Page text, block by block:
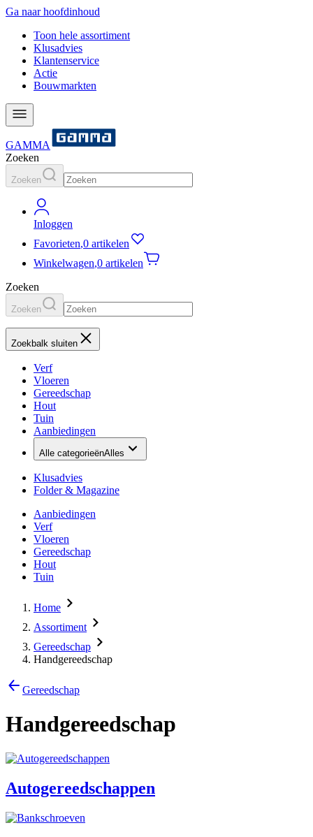
Ga naar hoofdinhoud
Toon hele assortiment
Klusadvies
Klantenservice
Actie
Bouwmarkten
GAMMA
Zoeken
Zoeken
Inloggen
Favorieten,0 artikelen
Winkelwagen,0 artikelen
Zoeken
Zoeken
Zoekbalk sluiten
Verf
Vloeren
Gereedschap
Hout
Tuin
Aanbiedingen
Alle categorieënAlles
Klusadvies
Folder & Magazine
Aanbiedingen
Verf
Vloeren
Gereedschap
Hout
Tuin
Home
Assortiment
Gereedschap
Handgereedschap
Gereedschap
Handgereedschap
Autogereedschappen